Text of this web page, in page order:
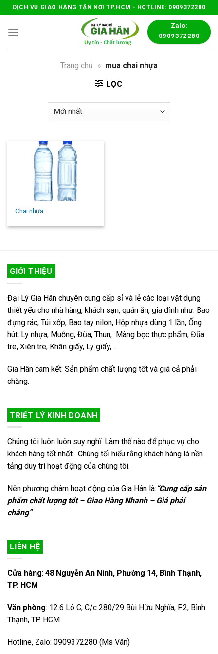
Skip
to
content
DỊCH VỤ GIAO HÀNG TẬN NƠI TP.HCM - HOTLINE: 0909372280
Zalo:
0909372280
Trang chủ » mua chai nhựa
LỌC
Chai nhựa
GIỚI THIỆU
Đại Lý Gia Hân chuyên cung cấp sỉ và lẻ các loại vật dụng
thiết yếu cho nhà hàng, khách sạn, quán ăn, gia đình như: Bao
đựng rác, Túi xốp, Bao tay nilon, Hộp nhựa dùng 1 lần, Ống
hút, Ly nhựa, Muỗng, Đũa, Thun, Màng bọc thực phẩm, Đũa
tre, Xiên tre, Khăn giấy, Ly giấy,…
Gia Hân cam kết: Sản phẩm chất lượng tốt và giá cả phải
chăng.
TRIẾT LÝ KINH DOANH
Chúng tôi luôn luôn suy nghĩ: Làm thế nào để phục vụ cho
khách hàng tốt nhất. Chúng tối hiểu rằng khách hàng là nền
tảng duy trì hoạt động của chúng tôi.
Nên phương châm hoạt động của Gia Hân là: “Cung cấp sản
phẩm chất lượng tốt – Giao Hàng Nhanh – Giá phải
chăng”
LIÊN HỆ
Cửa hàng: 48 Nguyễn An Ninh, Phường 14, Bình Thạnh,
TP. HCM
Văn phòng: 12.6 Lô C, C/c 280/29 Bùi Hữu Nghĩa, P2, Bình
Thạnh, TP. HCM
Hotline, Zalo: 0909372280 (Ms Vân)